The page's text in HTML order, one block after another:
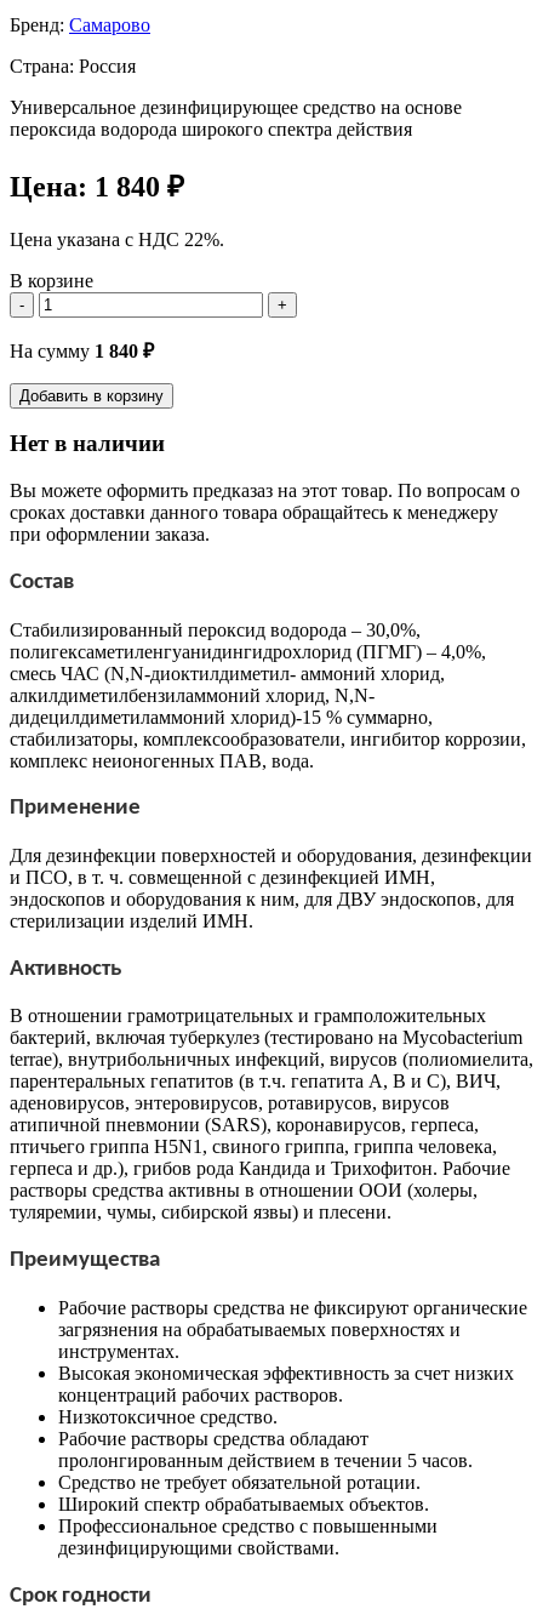
Бренд: Самарово
Страна: Россия
Универсальное дезинфицирующее средство на основе
пероксида водорода широкого спектра действия
Цена: 1 840 ₽
Цена указана с НДС 22%.
В корзине
- +
На сумму 1 840 ₽
Добавить в корзину
Нет в наличии
Вы можете оформить предказаз на этот товар. По вопросам о
сроках доставки данного товара обращайтесь к менеджеру
при оформлении заказа.
Состав
Cтабилизированный пероксид водорода – 30,0%,
полигексаметиленгуанидингидрохлорид (ПГМГ) – 4,0%,
смесь ЧАС (N,N-диоктилдиметил- аммоний хлорид,
алкилдиметилбензиламмоний хлорид, N,N-
дидецилдиметиламмоний хлорид)-15 % суммарно,
стабилизаторы, комплексообразователи, ингибитор коррозии,
комплекс неионогенных ПАВ, вода.
Применение
Для дезинфекции поверхностей и оборудования, дезинфекции
и ПСО, в т. ч. совмещенной с дезинфекцией ИМН,
эндоскопов и оборудования к ним, для ДВУ эндоскопов, для
стерилизации изделий ИМН.
Активность
В отношении грамотрицательных и грамположительных
бактерий, включая туберкулез (тестировано на Mycobacterium
terrae), внутрибольничных инфекций, вирусов (полиомиелита,
парентеральных гепатитов (в т.ч. гепатита А, В и С), ВИЧ,
аденовирусов, энтеровирусов, ротавирусов, вирусов
атипичной пневмонии (SARS), коронавирусов, герпеса,
птичьего гриппа H5N1, свиного гриппа, гриппа человека,
герпеса и др.), грибов рода Кандида и Трихофитон. Рабочие
растворы средства активны в отношении ООИ (холеры,
туляремии, чумы, сибирской язвы) и плесени.
Преимущества
Рабочие растворы средства не фиксируют органические
загрязнения на обрабатываемых поверхностях и
инструментах.
Высокая экономическая эффективность за счет низких
концентраций рабочих растворов.
Низкотоксичное средство.
Рабочие растворы средства обладают
пролонгированным действием в течении 5 часов.
Средство не требует обязательной ротации.
Широкий спектр обрабатываемых объектов.
Профессиональное средство с повышенными
дезинфицирующими свойствами.
Срок годности